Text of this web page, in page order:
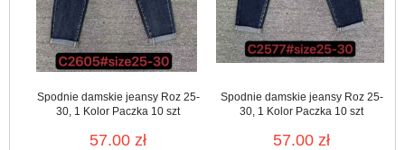
Spodnie damskie jeansy Roz 25-
30, 1 Kolor Paczka 10 szt
57.00 zł
Spodnie damskie jeansy Roz 25-
30, 1 Kolor Paczka 10 szt
57.00 zł